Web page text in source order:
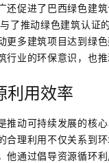
还促进了巴西绿色建
了推动绿色建筑认证
更多建筑项目达到绿
行业的环保意识，也
利用效率
推动可持续发展的核
合理利用不仅关系到
他通过倡导资源循环